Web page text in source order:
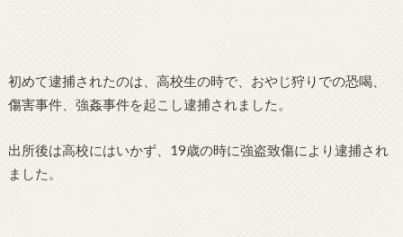
初めて逮捕されたのは、高校生の時で、おやじ狩りでの恐喝、
傷害事件、強姦事件を起こし逮捕されました。
出所後は高校にはいかず、19歳の時に強盗致傷により逮捕され
ました。